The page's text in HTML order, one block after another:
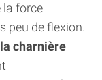
la force
peu de flexion.
la charnière